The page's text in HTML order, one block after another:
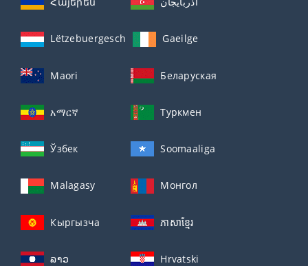
Lëtzebuergesch Gaeilge
Maori Беларуская
አማርኛ Туркмен
Ўзбек Soomaaliga
Malagasy Монгол
Кыргызча ភាសាខ្មែរ
ລາວ Hrvatski